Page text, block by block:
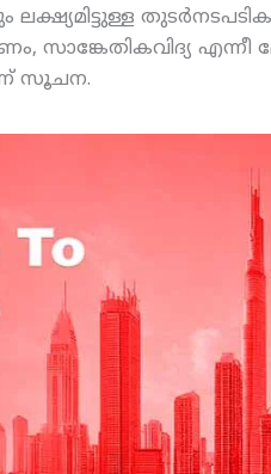
ലക്ഷ്യമിട്ടുള്ള
സാങ്കേതികവിദ്യ
സൂചന.